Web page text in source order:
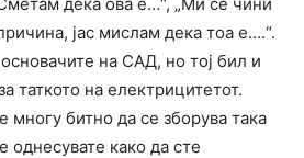
јас мислам дека тоа е….“.
на САД, но тој бил и
таткото на електрицитетот.
многу битно да се зборува така
однесувате како да сте